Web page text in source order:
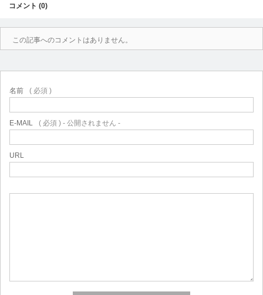
コメント (0)
この記事へのコメントはありません。
名前 ( 必須 )
E-MAIL ( 必須 ) - 公開されません -
URL